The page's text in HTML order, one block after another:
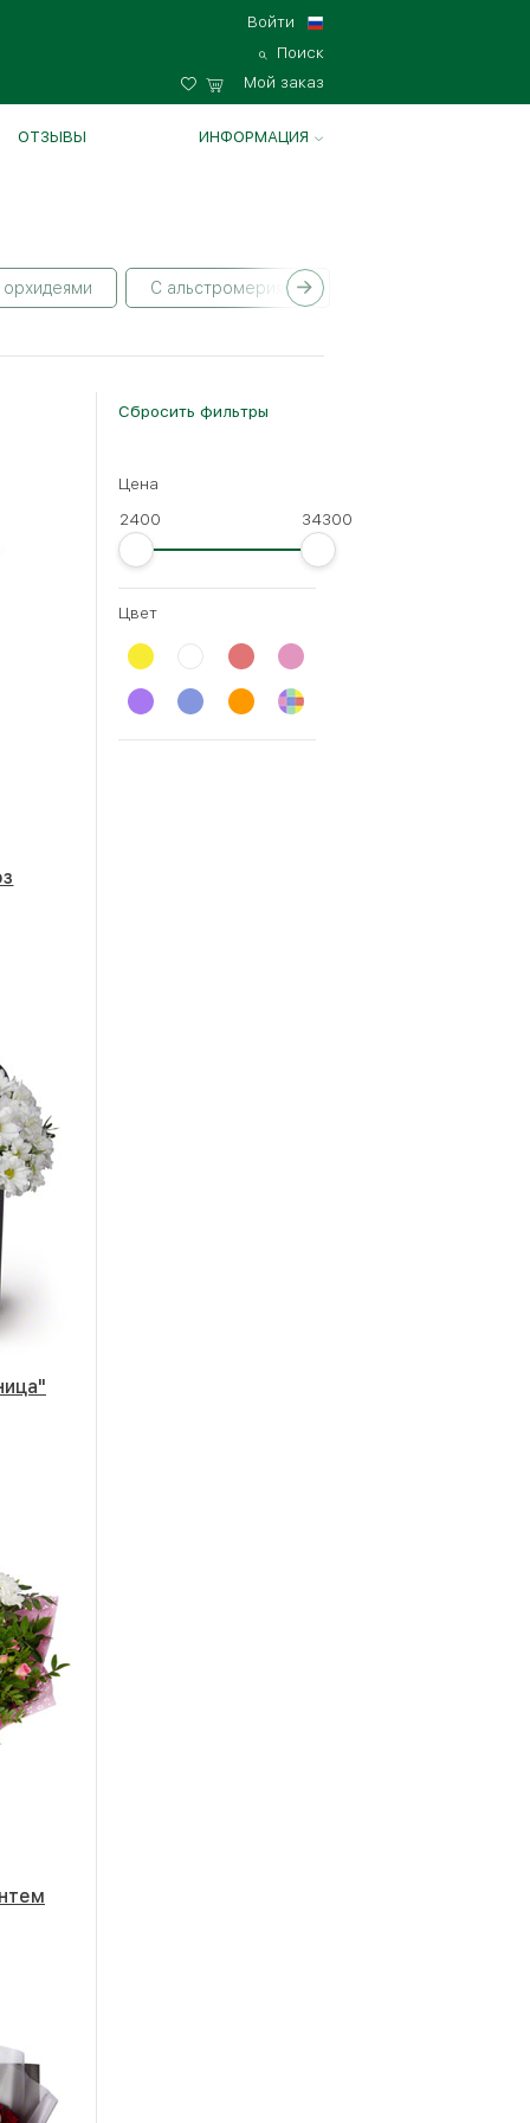
Войти
Поиск
Мой заказ
ОТЗЫВЫ ИНФОРМАЦИЯ
С альстромериями
Сбросить фильтры
Цена
2400
34300
Цвет